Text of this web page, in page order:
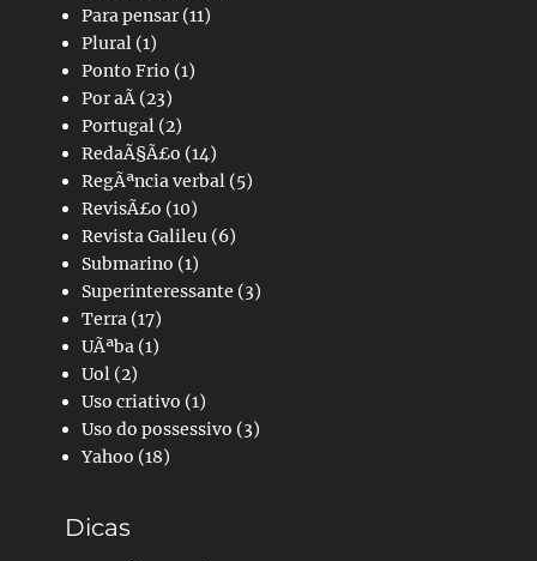
Para pensar(11)
Plural (1)
Ponto Frio (1)
Por aÃ­ (23)
Portugal (2)
RedaÃ§Ã£o (14)
RegÃªncia verbal (5)
RevisÃ£o (10)
Revista Galileu (6)
Submarino (1)
Superinteressante (3)
Terra (17)
UÃªba (1)
Uol (2)
Uso criativo (1)
Uso do possessivo (3)
Yahoo (18)
Dicas